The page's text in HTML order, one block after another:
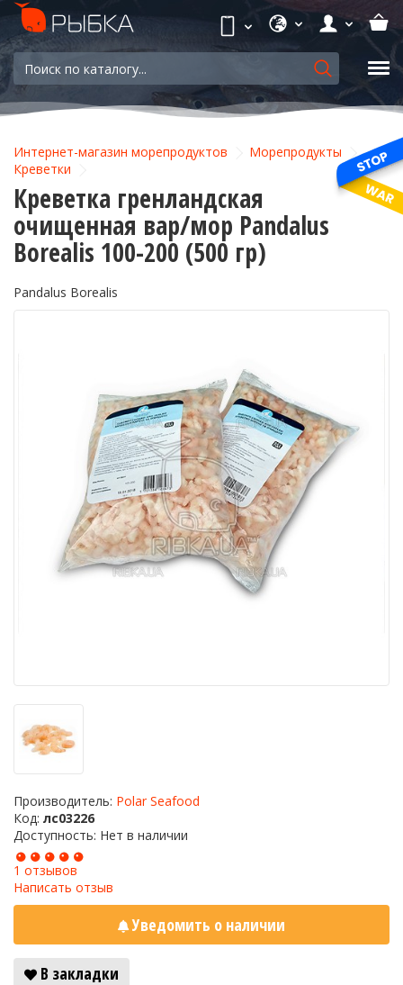
Интернет-магазин морепродуктов
Морепродукты
Креветки
Креветка гренландская
очищенная вар/мор Pandalus
Borealis 100-200 (500 гр)
Pandalus Borealis
Производитель: Polar Seafood
Код: лс03226
Доступность: Нет в наличии
1 отзывов
Написать отзыв
Уведомить о наличии
В закладки